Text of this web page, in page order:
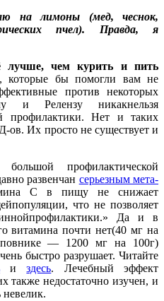
на лимоны (мед, чеснок,
пчел). Правда, я
чем курить и пить
которые бы помогли вам не
против некоторых
и Релензу никакнельзя
профилактики. Нет и таких
Их просто не существует и
профилактической
развенчан серьезным мета-
С в пищу не снижает
что не позволяет
Да и в
витамина почти нет(40 мг на
— 1200 мг на 100г)
быстро разрушает. Читайте
издесь. Лечебный эффект
также недостаточно изучен, и
невелик.